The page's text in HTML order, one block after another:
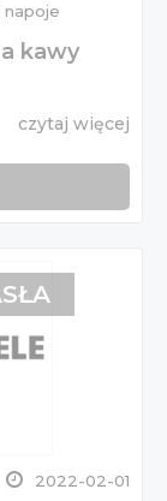
napoje
kawy
czytaj więcej
2022-02-01